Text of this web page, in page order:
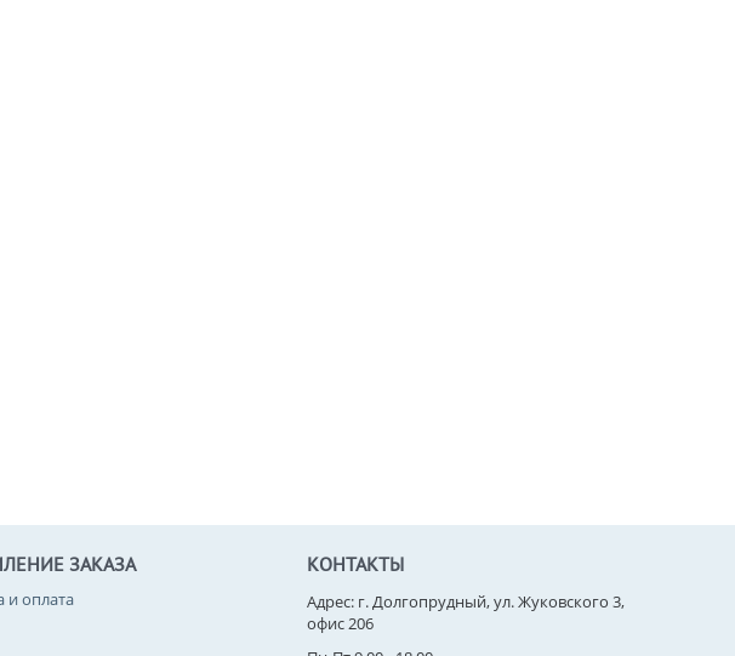
ЗАКАЗА
и оплата
КОНТАКТЫ
Адрес: г. Долгопрудный, ул. Жуковского 3,
офис 206